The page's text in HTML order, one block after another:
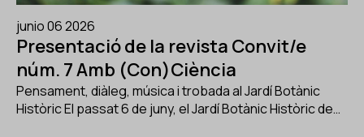
junio 06 2026
Presentació de la revista Convit/e
núm. 7 Amb (Con)Ciència
Pensament, diàleg, música i trobada al Jardí Botànic
Històric El passat 6 de juny, el Jardí Botànic Històric de…